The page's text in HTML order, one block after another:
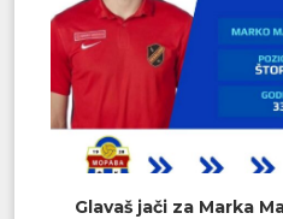
Glavaš jači za Marka